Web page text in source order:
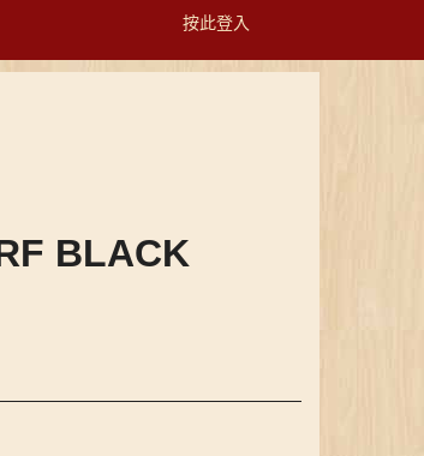
按此登入
Toggle
BLACK